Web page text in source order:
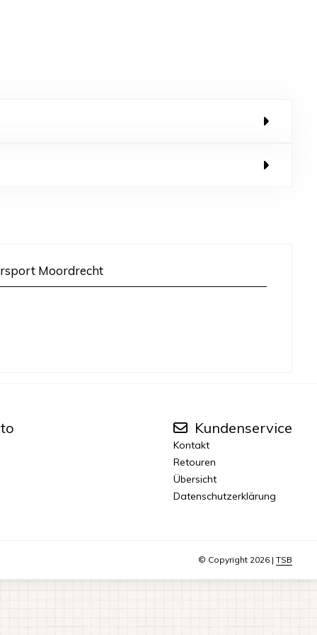
Moordrecht
Kundenservice
Kontakt
Retouren
Übersicht
Datenschutzerklärung
© Copyright 2026 | TSB